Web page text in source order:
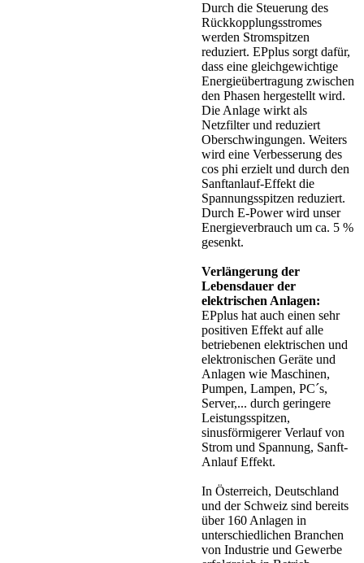
Durch die Steuerung des
Rückkopplungsstromes
werden Stromspitzen
reduziert. EPplus sorgt dafür,
dass eine gleichgewichtige
Energieübertragung zwischen
den Phasen hergestellt wird.
Die Anlage wirkt als
Netzfilter und reduziert
Oberschwingungen. Weiters
wird eine Verbesserung des
cos phi erzielt und durch den
Sanftanlauf-Effekt die
Spannungsspitzen reduziert.
Durch E-Power wird unser
Energieverbrauch um ca. 5 %
gesenkt.
Verlängerung der
Lebensdauer der
elektrischen Anlagen:
EPplus hat auch einen sehr
positiven Effekt auf alle
betriebenen elektrischen und
elektronischen Geräte und
Anlagen wie Maschinen,
Pumpen, Lampen, PC´s,
Server,... durch geringere
Leistungsspitzen,
sinusförmigerer Verlauf von
Strom und Spannung, Sanft-
Anlauf Effekt.
In Österreich, Deutschland
und der Schweiz sind bereits
über 160 Anlagen in
unterschiedlichen Branchen
von Industrie und Gewerbe